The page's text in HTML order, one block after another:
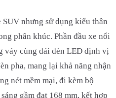
nhưng sử dụng kiểu thân
phân khúc. Phần đầu xe nổi
vảy cùng dải đèn LED định vị
pha, mang lại khả năng nhận
nét mềm mại, đi kèm bộ
gầm đạt 168 mm, kết hợp